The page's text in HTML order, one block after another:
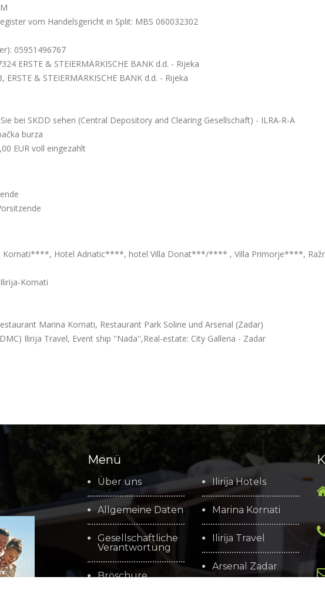
vom Handelsgericht in Split: MBS 060032302
05951496767
ERSTE & STEIERMÄRKISCHE BANK d.d. - Rijeka
& STEIERMÄRKISCHE BANK d.d. - Rijeka
bei SKDD sehen (Central Depository and Clearing Gesellschaft) - ILRA-R-A
burza
EUR voll eingezahlt
Kornati****, Hotel Adriatic****, hotel Villa Donat***/**** , Villa Primorje****,
Kornati
Marina Kornati, Restaurant Park Soline und Arsenal (Zadar)
Ilirija Travel, Event ship ''Nada'',Real-estate: City Galleria - Zadar
Menü
Über uns
Allgemeine Daten
Gesellschaftliche
Verantwortung
Bröschure
Ilirija Hotels
Marina Kornati
Ilirija Travel
Arsenal Zadar